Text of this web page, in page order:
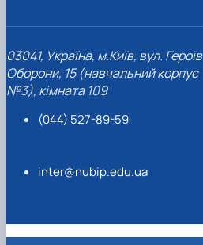
03041, Україна, м.Київ, вул. Героїв
Оборони, 15 (навчальний корпус
№3), кімната 109
(044) 527-89-59
inter@nubip.edu.ua